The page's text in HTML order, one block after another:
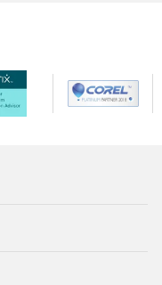
вручную
(ACL) для
или роуминговые